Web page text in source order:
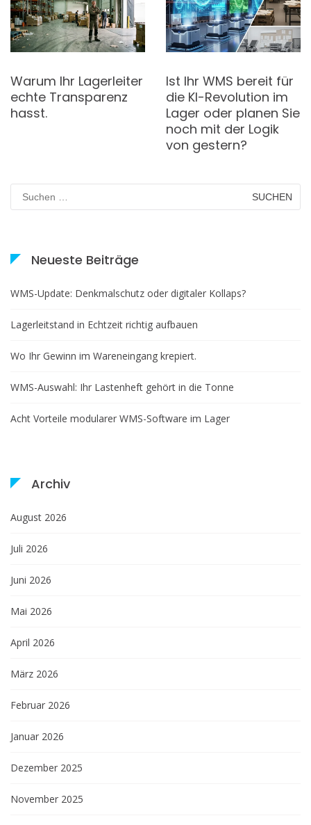
Warum Ihr Lagerleiter
echte Transparenz
hasst.
Ist Ihr WMS bereit für
die KI-Revolution im
Lager oder planen Sie
noch mit der Logik
von gestern?
Suchen
nach:
Neueste Beiträge
WMS-Update: Denkmalschutz oder digitaler Kollaps?
Lagerleitstand in Echtzeit richtig aufbauen
Wo Ihr Gewinn im Wareneingang krepiert.
WMS-Auswahl: Ihr Lastenheft gehört in die Tonne
Acht Vorteile modularer WMS-Software im Lager
Archiv
August 2026
Juli 2026
Juni 2026
Mai 2026
April 2026
März 2026
Februar 2026
Januar 2026
Dezember 2025
November 2025